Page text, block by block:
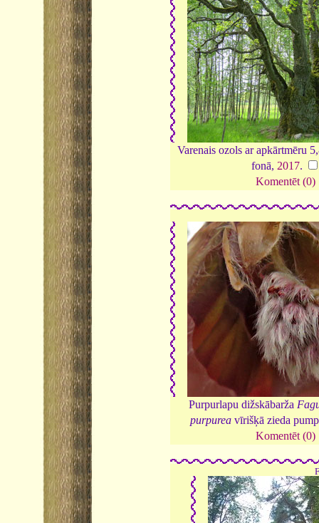
Varenais ozols ar apkārtmēru
fonā, 2017.
Komentēt (0)
Purpurlapu dižskābarža
purpurea vīrišķā zieda
Komentēt (0)